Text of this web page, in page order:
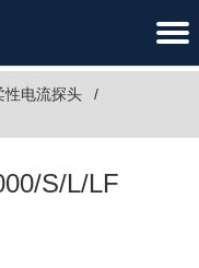
性电流探头
S/L/LF